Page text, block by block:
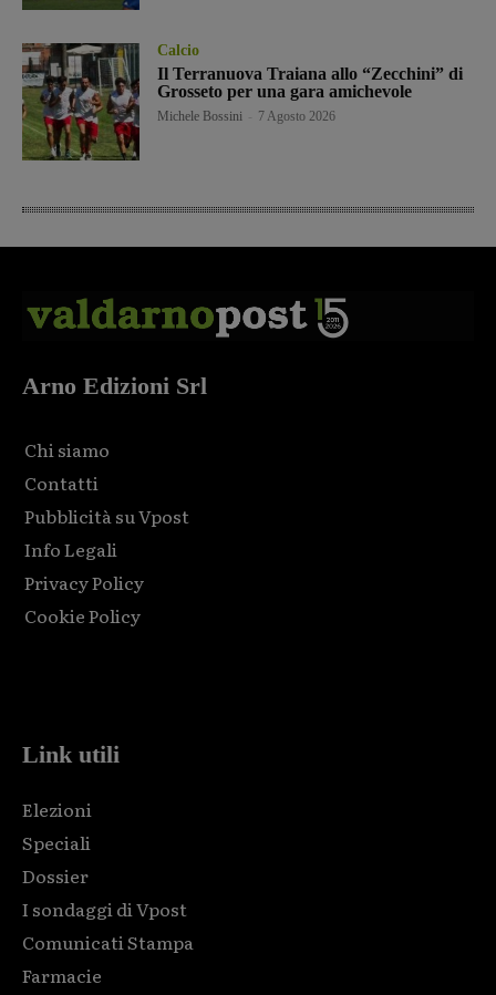
Calcio
Il Terranuova Traiana allo “Zecchini” di
Grosseto per una gara amichevole
Michele Bossini 7 Agosto 2026
Arno Edizioni Srl
Chi siamo
Contatti
Pubblicità su Vpost
Info Legali
Privacy Policy
Cookie Policy
Link utili
Elezioni
Speciali
Dossier
I sondaggi di Vpost
Comunicati Stampa
Farmacie